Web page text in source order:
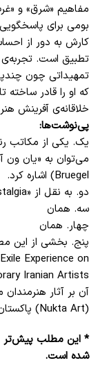
مفاهیم «شرق» و
بومی برای پاسخگویی
کارش به دور از
تطبیق است. تجربه‌ی
تمهیداتی چون
که او را قادر ساخته
خلاقانه‌ی آفرینش
پی‌نوشت‌ها:
یک. یکی از مکاتب
Bruegel) اشاره کرد.
دو. به نقل از «The Future of Nostalgia» نوشته‌ی Svetlana Boym
سه. همان
چهار. همان
Experience on
آن بر آثار
(Nukta Art) پاکستان به چاپ رسیده است.
* این مطلب پیش‌تر
شده است.